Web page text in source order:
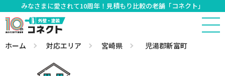
みなさまに愛されて10周年！見積もり比較の老舗「コネクト」
ホーム 対応エリア 宮崎県 児湯郡新富町